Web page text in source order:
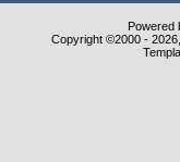
Powered
Copyright ©2000 -